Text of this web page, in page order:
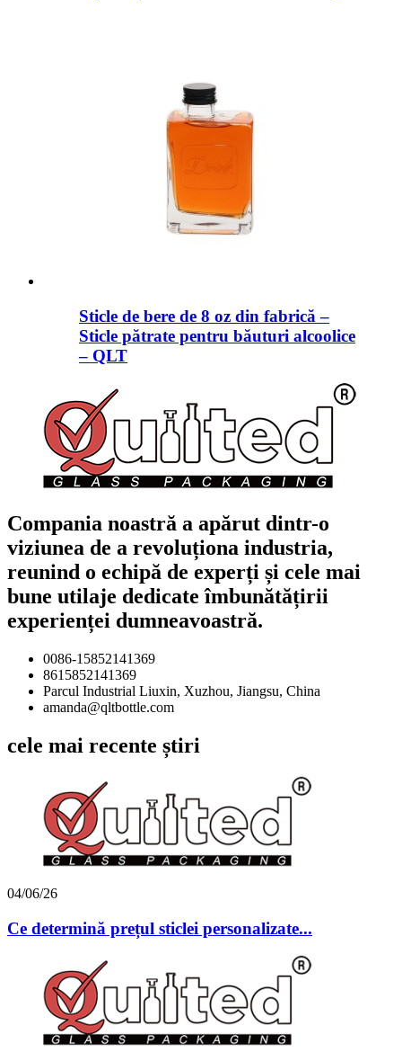
Sticle de bere de 8 oz din fabrică –
Sticle pătrate pentru băuturi alcoolice
– QLT
Compania noastră a apărut dintr-o
viziunea de a revoluționa industria,
reunind o echipă de experți și cele mai
bune utilaje dedicate îmbunătățirii
experienței dumneavoastră.
0086-15852141369
8615852141369
Parcul Industrial Liuxin, Xuzhou, Jiangsu, China
amanda@qltbottle.com
cele mai recente știri
04/06/26
Ce determină prețul sticlei personalizate...